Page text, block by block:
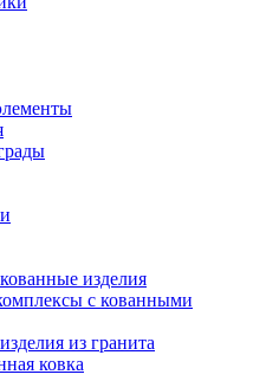
изделия
с кованными
из гранита
ковка